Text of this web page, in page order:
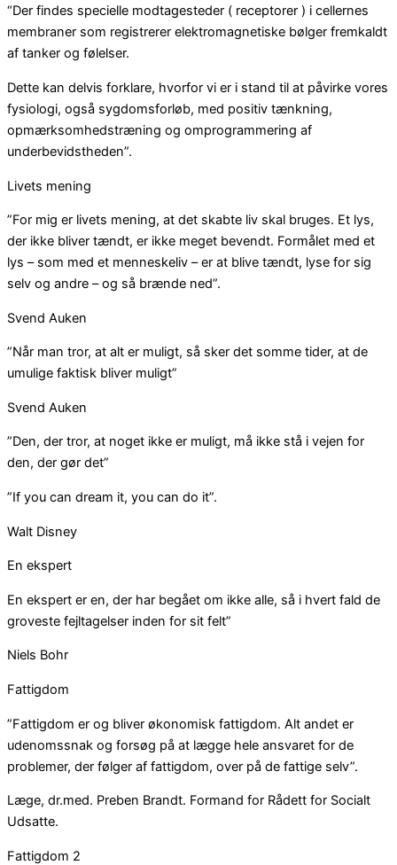
“Der findes specielle modtagesteder ( receptorer ) i cellernes
membraner som registrerer elektromagnetiske bølger fremkaldt
af tanker og følelser.
Dette kan delvis forklare, hvorfor vi er i stand til at påvirke vores
fysiologi, også sygdomsforløb, med positiv tænkning,
opmærksomhedstræning og omprogrammering af
underbevidstheden”.
Livets mening
”For mig er livets mening, at det skabte liv skal bruges. Et lys,
der ikke bliver tændt, er ikke meget bevendt. Formålet med et
lys – som med et menneskeliv – er at blive tændt, lyse for sig
selv og andre – og så brænde ned”.
Svend Auken
”Når man tror, at alt er muligt, så sker det somme tider, at de
umulige faktisk bliver muligt”
Svend Auken
”Den, der tror, at noget ikke er muligt, må ikke stå i vejen for
den, der gør det”
”If you can dream it, you can do it”.
Walt Disney
En ekspert
En ekspert er en, der har begået om ikke alle, så i hvert fald de
groveste fejltagelser inden for sit felt”
Niels Bohr
Fattigdom
”Fattigdom er og bliver økonomisk fattigdom. Alt andet er
udenomssnak og forsøg på at lægge hele ansvaret for de
problemer, der følger af fattigdom, over på de fattige selv”.
Læge, dr.med. Preben Brandt. Formand for Rådett for Socialt
Udsatte.
Fattigdom 2